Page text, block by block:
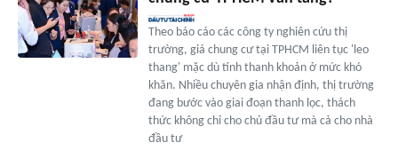
Theo báo cáo các công ty nghiên cứu thị
trường, giá chung cư tại TPHCM liên tục 'leo
thang' mặc dù tính thanh khoản ở mức khó
khăn. Nhiều chuyên gia nhận định, thị trường
đang bước vào giai đoạn thanh lọc, thách
thức không chỉ cho chủ đầu tư mà cả cho nhà
đầu tư